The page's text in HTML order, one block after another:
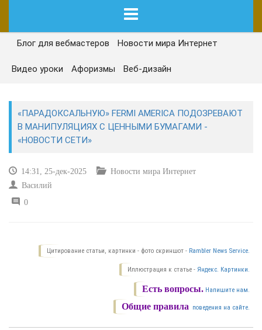
ГЛАВНАЯ
СЕГОДНЯ
САЙТОСТРОЕНИЕ
Блог для вебмастеров Новости мира Интернет
Видео уроки Афоризмы Веб-дизайн
«ПАРАДОКСАЛЬНУЮ» FERMI AMERICA ПОДОЗРЕВАЮТ
В МАНИПУЛЯЦИЯХ С ЦЕННЫМИ БУМАГАМИ -
«НОВОСТИ СЕТИ»
14:31, 25-дек-2025
Новости мира Интернет
Василий
0
Цитирование статьи, картинки - фото скриншот - Rambler News Service.
Иллюстрация к статье - Яндекс. Картинки.
Есть вопросы. Напишите нам.
Общие правила поведения на сайте.